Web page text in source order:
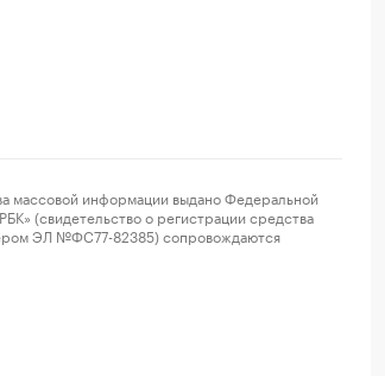
информации выдано Федеральной
(свидетельство о регистрации средства
ЭЛ №ФС77-82385) сопровождаются